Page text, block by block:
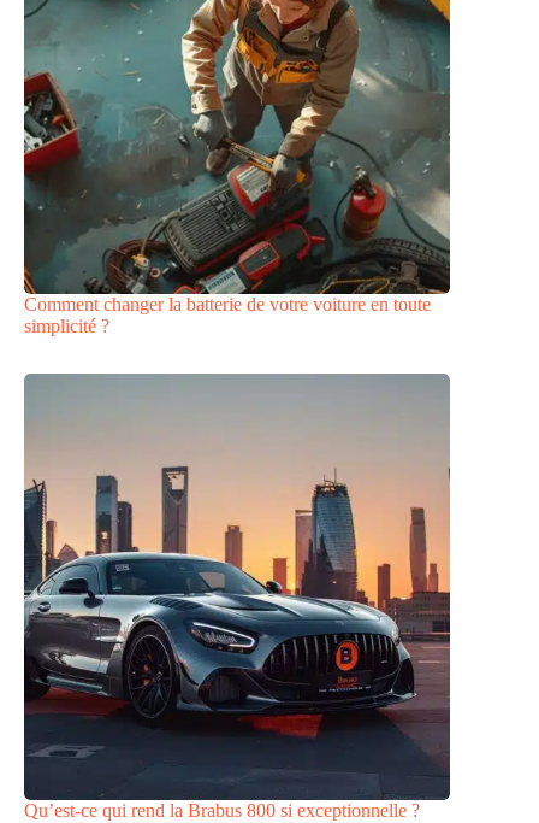
Comment changer la batterie de votre voiture en toute
simplicité ?
Qu’est-ce qui rend la Brabus 800 si exceptionnelle ?